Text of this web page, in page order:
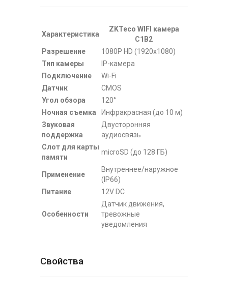
Характеристика
ZKTeco WIFI камера
C1B2
Разрешение
1080P HD (1920x1080)
Тип камеры
IP-камера
Подключение
Wi-Fi
Датчик
CMOS
Угол обзора
120°
Ночная съемка
Инфракрасная (до 10 м)
Звуковая
поддержка
Двусторонняя
аудиосвязь
Слот для карты
памяти
microSD (до 128 ГБ)
Применение
Внутреннее/наружное
(IP66)
Питание
12V DC
Особенности
Датчик движения,
тревожные
уведомления
Свойства